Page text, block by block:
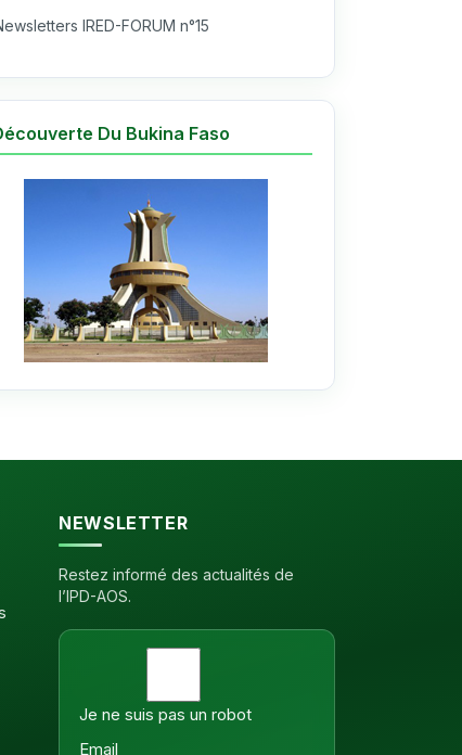
IRED-FORUM n°15
Du Bukina Faso
NEWSLETTER
Restez informé des actualités de
l’IPD-AOS.
Je ne suis pas un robot
Email